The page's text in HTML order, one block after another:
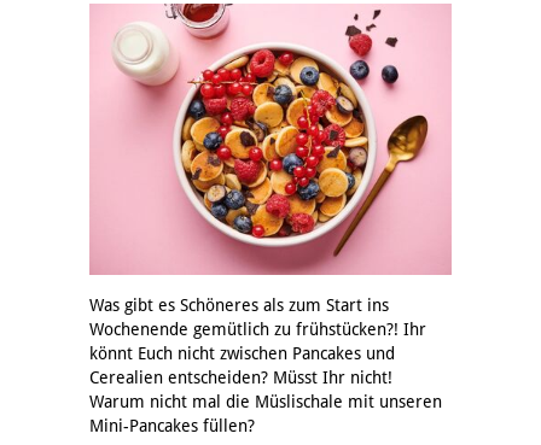
Was gibt es Schöneres als zum Start ins
Wochenende gemütlich zu frühstücken?! Ihr
könnt Euch nicht zwischen Pancakes und
Cerealien entscheiden? Müsst Ihr nicht!
Warum nicht mal die Müslischale mit unseren
Mini-Pancakes füllen?